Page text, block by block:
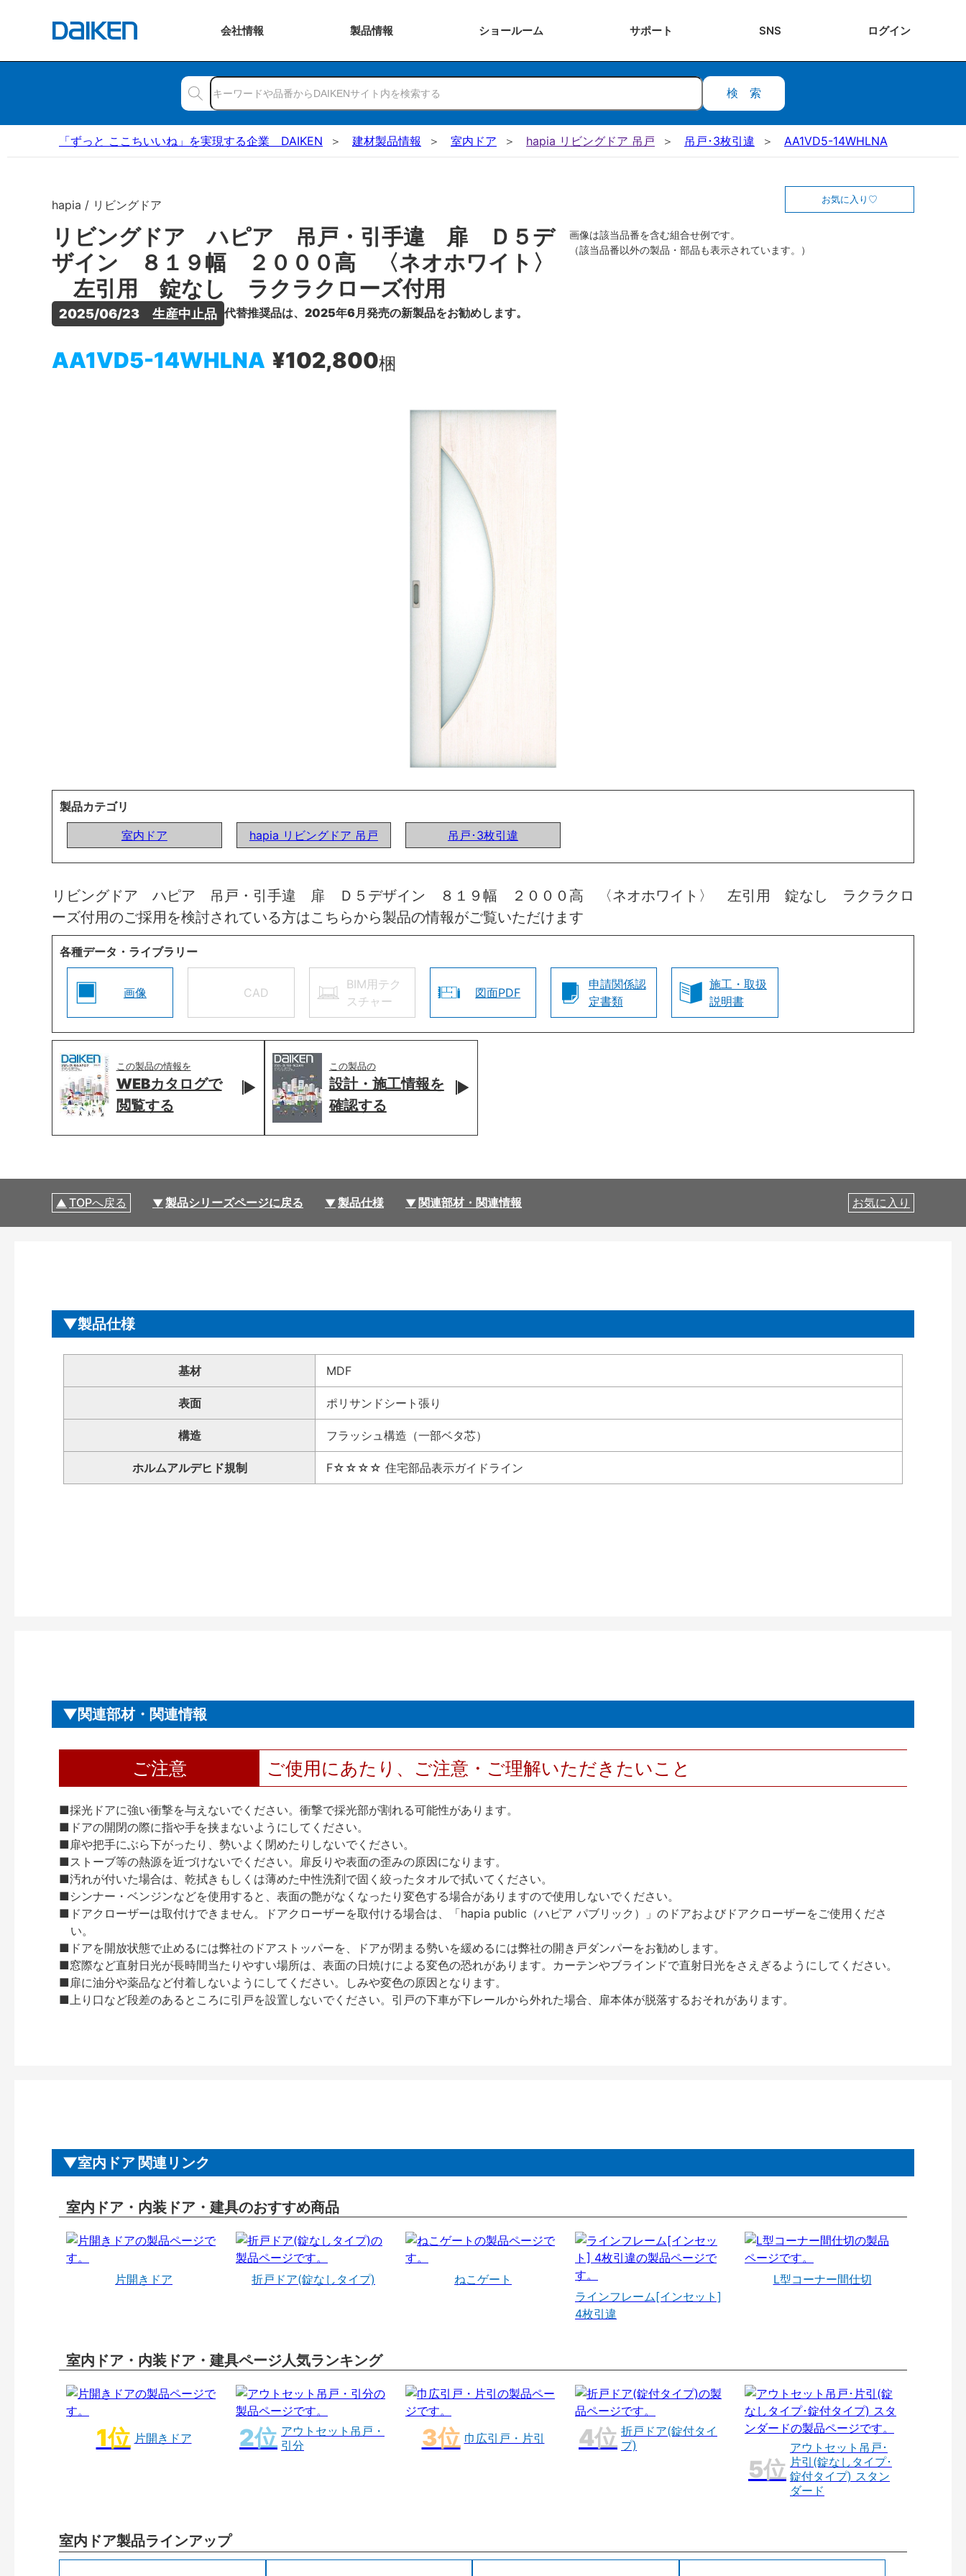
会社情報 製品情報 ショールーム サポート SNS ログイン
検索
「ずっと ここちいいね」を実現する企業 DAIKEN 建材製品情報 室内ドア hapia リビングドア 吊戸 吊戸･3枚引違 AA1VD5-14WHLNA
hapia / リビングドア
リビングドア ハピア 吊戸・引手違 扉 Ｄ５デ
ザイン ８１９幅 ２０００高 〈ネオホワイト〉
左引用 錠なし ラクラクローズ付用
2025/06/23　生産中止品 代替推奨品は、2025年6月発売の新製品をお勧めします。
AA1VD5-14WHLNA ¥102,800梱
お気に入り
画像は該当品番を含む組合せ例です。
（該当品番以外の製品・部品も表示されています。）
製品カテゴリ
室内ドア
hapia リビングドア 吊戸 吊戸･3枚引違
リビングドア ハピア 吊戸・引手違 扉 Ｄ５デザイン ８１９幅 ２０００高 〈ネオホワイト〉 左引用 錠なし ラクラクロ
ーズ付用のご採用を検討されている方はこちらから製品の情報がご覧いただけます
各種データ・ライブラリー
画像 CAD
BIM用テク
スチャー
図面PDF
申請関係認
定書類
施工・取扱
説明書
この製品の情報を
WEBカタログで
閲覧する
この製品の
設計・施工情報を
確認する
TOPへ戻る 製品シリーズページに戻る 製品仕様 関連部材・関連情報 お気に入り
製品仕様
基材 MDF
表面 ポリサンドシート張り
構造 フラッシュ構造（一部ベタ芯）
ホルムアルデヒド規制 F☆☆☆☆ 住宅部品表示ガイドライン
関連部材・関連情報
ご注意 ご使用にあたり、ご注意・ご理解いただきたいこと
■採光ドアに強い衝撃を与えないでください。衝撃で採光部が割れる可能性があります。
■ドアの開閉の際に指や手を挟まないようにしてください。
■扉や把手にぶら下がったり、勢いよく閉めたりしないでください。
■ストーブ等の熱源を近づけないでください。扉反りや表面の歪みの原因になります。
■汚れが付いた場合は、乾拭きもしくは薄めた中性洗剤で固く絞ったタオルで拭いてください。
■シンナー・ベンジンなどを使用すると、表面の艶がなくなったり変色する場合がありますので使用しないでください。
■ドアクローザーは取付けできません。ドアクローザーを取付ける場合は、「hapia public（ハピア パブリック）」のドアおよびドアクローザーをご使用くださ
い。
■ドアを開放状態で止めるには弊社のドアストッパーを、ドアが閉まる勢いを緩めるには弊社の開き戸ダンパーをお勧めします。
■窓際など直射日光が長時間当たりやすい場所は、表面の日焼けによる変色の恐れがあります。カーテンやブラインドで直射日光をさえぎるようにしてください。
■扉に油分や薬品など付着しないようにしてください。しみや変色の原因となります。
■上り口など段差のあるところに引戸を設置しないでください。引戸の下車が下レールから外れた場合、扉本体が脱落するおそれがあります。
室内ドア 関連リンク
室内ドア・内装ドア・建具のおすすめ商品
片開きドア 折戸ドア(錠なしタイプ)
ねこゲート
ラインフレーム[インセット]
4枚引違
L型コーナー間仕切
室内ドア・内装ドア・建具ページ人気ランキング
片開きドア
アウトセット吊戸・
引分
巾広引戸・片引
折戸ドア(錠付タイ
プ)
アウトセット吊戸･
片引(錠なしタイプ･
錠付タイプ) スタン
ダード
室内ドア製品ラインアップ